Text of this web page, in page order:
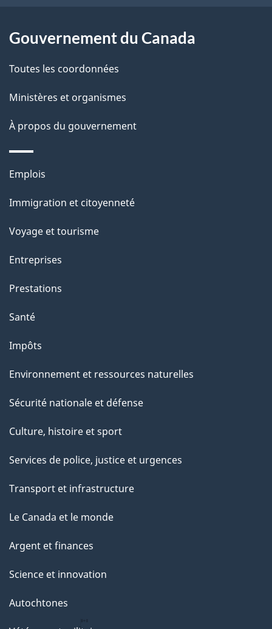
a
g
e
a
t
i
n
s
u
r
c
t
t
a
e
Gouvernement du Canada
Toutes les coordonnées
Ministères et organismes
À propos du gouvernement
Thèmes
sujets
Emplois
Immigration et citoyenneté
Voyage et tourisme
Entreprises
Prestations
Santé
Impôts
Environnement et ressources naturelles
Sécurité nationale et défense
Culture, histoire et sport
Services de police, justice et urgences
Transport et infrastructure
Le Canada et le monde
Argent et finances
Science et innovation
Autochtones